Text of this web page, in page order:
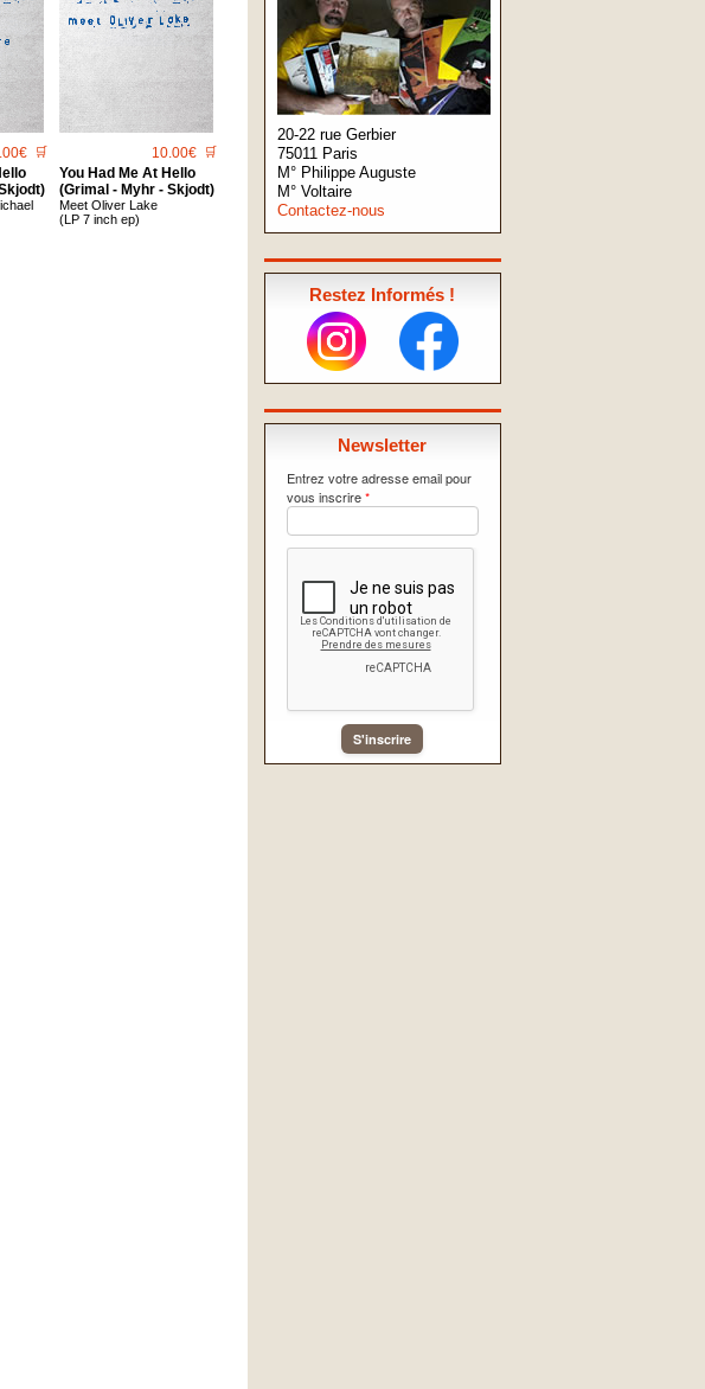
20-22 rue Gerbier
75011 Paris
M° Philippe Auguste
M° Voltaire
Contactez-nous
Restez Informés !
Newsletter
Entrez votre adresse email pour
vous inscrire*
S'inscrire
🛒 10.00€ 🛒
You Had Me At Hello
(Grimal - Myhr - Skjodt)
Meet Oliver Lake
(LP 7 inch ep)